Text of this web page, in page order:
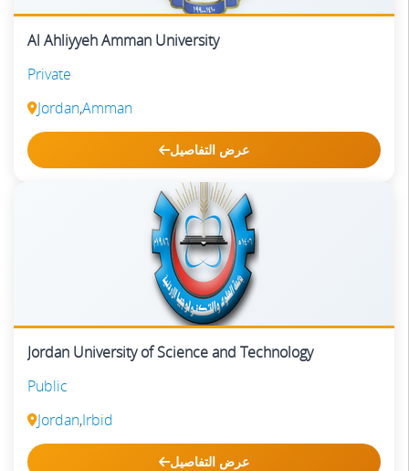
Al Ahliyyeh Amman University
Private
Jordan,Amman
عرض التفاصيل
Jordan University of Science and Technology
Public
Jordan,Irbid
عرض التفاصيل